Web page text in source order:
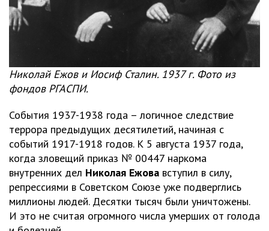
Николай Ежов и Иосиф Сталин. 1937 г. Фото из
фондов РГАСПИ.
События 1937-1938 года – логичное следствие
террора предыдущих десятилетий, начиная с
событий 1917-1918 годов. К 5 августа 1937 года,
когда зловещий приказ № 00447 наркома
внутренних дел Николая Ежова вступил в силу,
репрессиями в Советском Союзе уже подверглись
миллионы людей. Десятки тысяч были уничтожены.
И это не считая огромного числа умерших от голода